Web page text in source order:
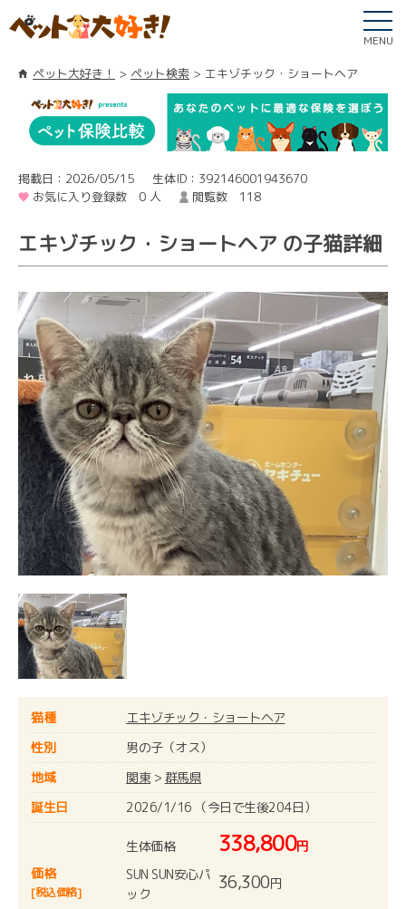
MENU
ペット大好き！ ペット検索 エキゾチック・ショートヘア
掲載日：2026/05/15
生体ID：392146001943670
お気に入り登録数 0 人
閲覧数 118
エキゾチック・ショートヘア の子猫詳細
猫種
エキゾチック・ショートヘア
性別
男の子（オス）
地域
関東> 群馬県
誕生日
2026/1/16 （今日で生後204日）
価格
[税込価格]
生体価格 338,800円
SUN SUN安心パ
ック
36,300円